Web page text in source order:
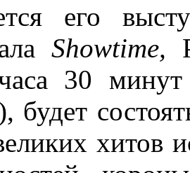
его
Showtime,
30 минут
будет
хитов